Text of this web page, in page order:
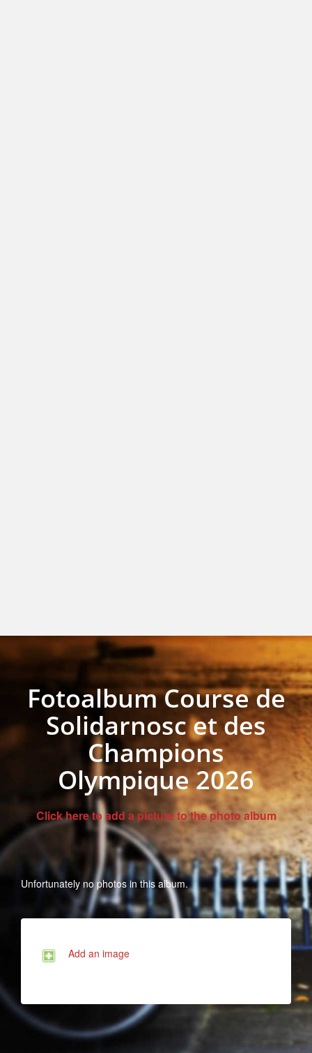
Fotoalbum Course de
Solidarnosc et des
Champions
Olympique 2026
Click here to add a picture to the photo album
Unfortunately no photos in this album.
Add an image